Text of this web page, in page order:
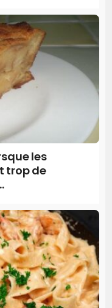
les
trop de